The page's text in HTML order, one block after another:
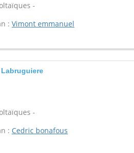
-
: Vimont emmanuel
-
: Cedric bonafous